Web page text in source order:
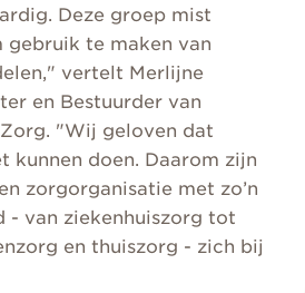
Deze groep mist
gebruik te maken van
vertelt Merlijne
en Bestuurder van
"Wij geloven dat
kunnen doen. Daarom zijn
zorgorganisatie met zo’n
- van ziekenhuiszorg tot
en thuiszorg - zich bij